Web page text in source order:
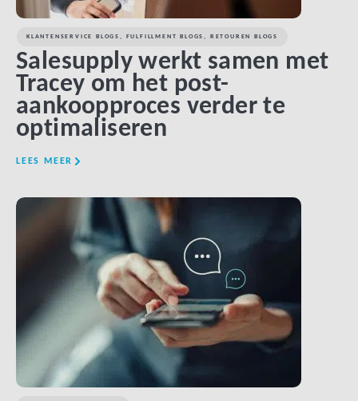
KLANTENSERVICE BLOGS FULFILLMENT BLOGS RETOUREN BLOGS
Salesupply werkt samen met
Tracey om het post-
aankoopproces verder te
optimaliseren
LEES MEER
LINK BTN